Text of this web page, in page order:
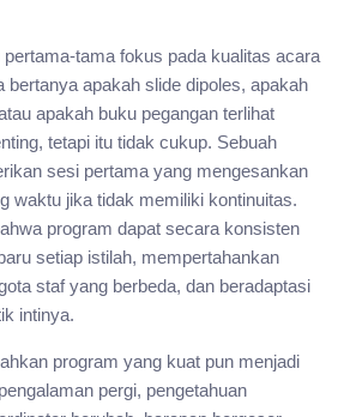
tama fokus pada kualitas acara
bertanya apakah slide dipoles, apakah
apakah buku pegangan terlihat
tetapi itu tidak cukup. Sebuah
sesi pertama yang mengesankan
waktu jika tidak memiliki kontinuitas.
program dapat secara konsisten
setiap istilah, mempertahankan
staf yang berbeda, dan beradaptasi
intinya.
program yang kuat pun menjadi
pergi, pengetahuan